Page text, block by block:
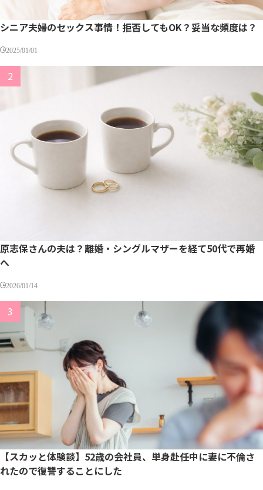
シニア夫婦のセックス事情！拒否してもOK？妥当な頻度は？
2025/01/01
原志保さんの夫は？離婚・シングルマザーを経て50代で再婚
へ
2026/01/14
【スカッと体験談】52歳の会社員、単身赴任中に妻に不倫さ
れたので復讐することにした